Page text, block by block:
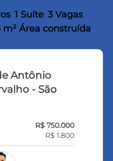
1 Suíte 3 Vagas
m² Área construída
Antônio
- São
R$ 750.000
R$ 1.800